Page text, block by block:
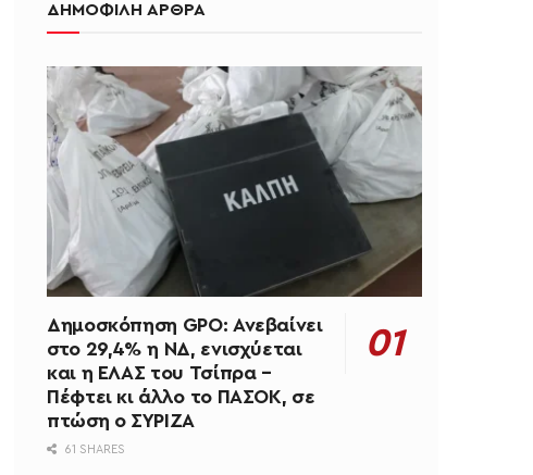
ΔΗΜΟΦΙΛΗ ΑΡΘΡΑ
Δημοσκόπηση GPO: Ανεβαίνει
στο 29,4% η ΝΔ, ενισχύεται
και η ΕΛΑΣ του Τσίπρα –
Πέφτει κι άλλο το ΠΑΣΟΚ, σε
πτώση ο ΣΥΡΙΖΑ
61 SHARES